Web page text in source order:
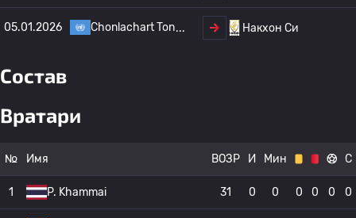
05.01.2026 Chonlachart Ton Накхон Си
Состав
Вратари
№ Имя ВОЗР И Мин С
1 P. Khammai 31 0 0 0 0 0 0